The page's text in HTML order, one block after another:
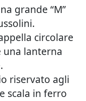
grande “M”
circolare
una lanterna
riservato agli
scala in ferro